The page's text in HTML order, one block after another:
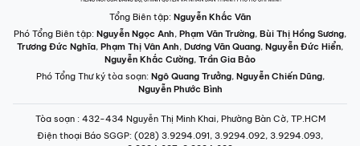
Tổng Biên tập: Nguyễn Khắc Văn
Phó Tổng Biên tập: Nguyễn Ngọc Anh, Phạm Văn Trường, Bùi Thị Hồng Sương,
Trương Đức Nghĩa, Phạm Thị Vân Anh, Dương Văn Quang, Nguyễn Đức Hiển,
Nguyễn Khắc Cường, Trần Gia Bảo
Phó Tổng Thư ký tòa soạn: Ngô Quang Trưởng, Nguyễn Chiến Dũng,
Nguyễn Phước Bình
Tòa soạn : 432-434 Nguyễn Thị Minh Khai, Phường Bàn Cờ, TP.HCM
Điện thoại Báo SGGP: (028) 3.9294.091, 3.9294.092, 3.9294.093,